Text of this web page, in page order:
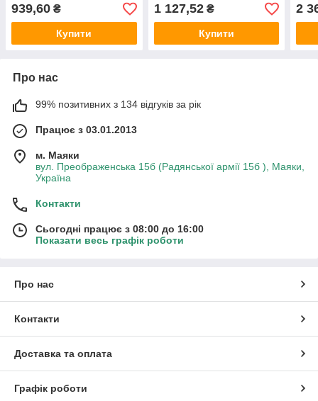
939,60 ₴
Купити
1 127,52₴
Купити
2
Про нас
99% позитивних з 134 відгуків за рік
Працює з 03.01.2013
м. Маяки
вул. Преображенська 15б (Радянської армії 15б ), Маяки,
Україна
Контакти
Сьогодні працює з 08:00 до 16:00
Показати весь графік роботи
Про нас
Контакти
Доставка та оплата
Графік роботи